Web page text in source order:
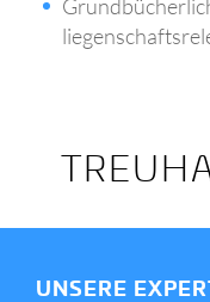
UNSERE